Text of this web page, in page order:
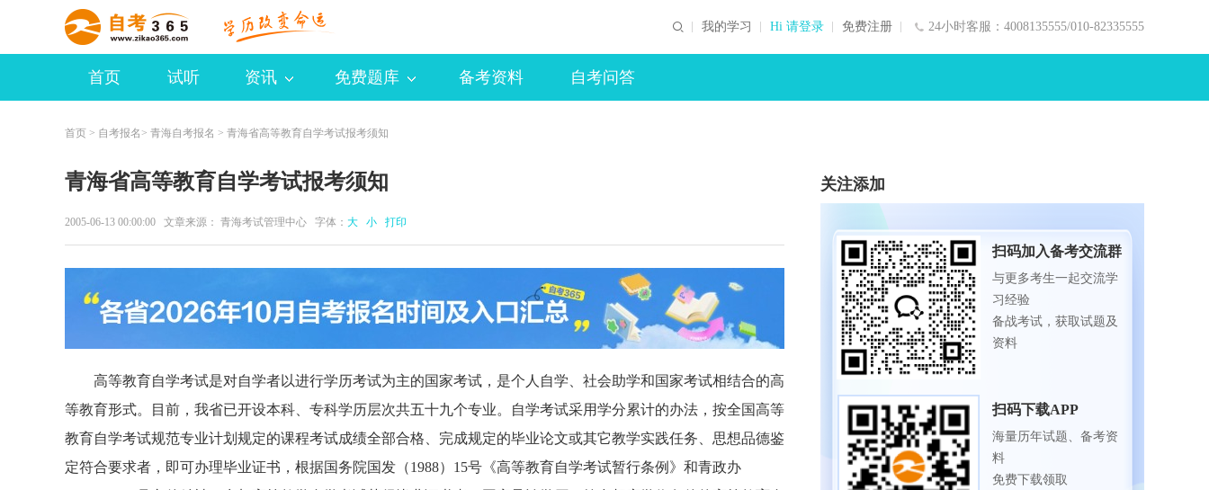
24小时客服：4008135555/010-82335555
我的学习 Hi 请登录 免费注册
首页 试听 资讯 免费题库 备考资料 自考问答
首页 > 自考报名 > 青海自考报名 > 青海省高等教育自学考试报考须知
青海省高等教育自学考试报考须知
2005-06-13 00:00:00 文章来源： 青海考试管理中心 字体： 大 小 打印
高等教育自学考试是对自学者以进行学历考试为主的国家考试，是个人自学、社会助学和国家考试相结合的高
等教育形式。目前，我省已开设本科、专科学历层次共五十九个专业。自学考试采用学分累计的办法，按全国高等
教育自学考试规范专业计划规定的课程考试成绩全部合格、完成规定的毕业论文或其它教学实践任务、思想品德鉴
定符合要求者，即可办理毕业证书，根据国务院国发（1988）15号《高等教育自学考试暂行条例》和青政办
关注添加
扫码加入备考交流群
与更多考生一起交流学
习经验
备战考试，获取试题及
资料
扫码下载APP
海量历年试题、备考资
料
免费下载领取